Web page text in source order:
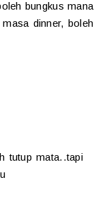
bungkus mana
dinner, boleh
tutup mata..tapi